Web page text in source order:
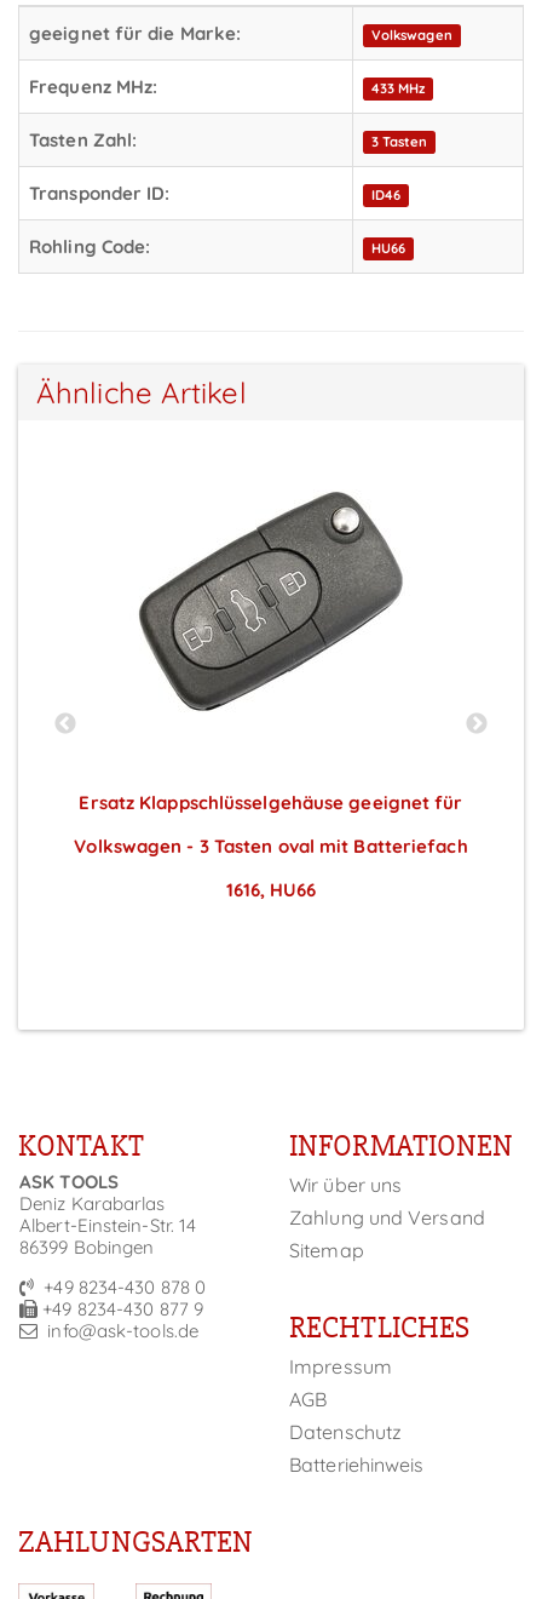
geeignet für die Marke: Volkswagen
Frequenz MHz: 433 MHz
Tasten Zahl: 3 Tasten
Transponder ID: ID46
Rohling Code: HU66
Ähnliche Artikel
Ersatz Klappschlüsselgehäuse geeignet für
Volkswagen - 3 Tasten oval mit Batteriefach
1616, HU66
KONTAKT
ASK TOOLS
Deniz Karabarlas
Albert-Einstein-Str. 14
86399 Bobingen
+49 8234-430 878 0
+49 8234-430 877 9
info@ask-tools.de
INFORMATIONEN
Wir über uns
Zahlung und Versand
Sitemap
RECHTLICHES
Impressum
AGB
Datenschutz
Batteriehinweis
ZAHLUNGSARTEN